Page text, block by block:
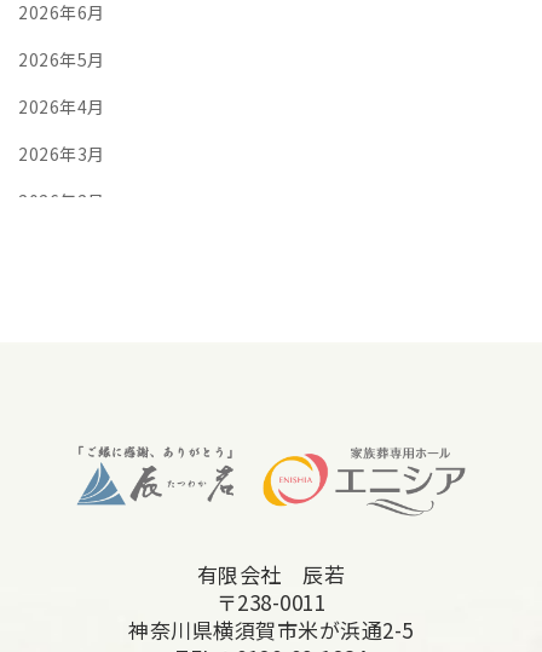
2026年6月
2026年5月
2026年4月
2026年3月
2026年2月
2025年8月
有限会社 辰若
〒238-0011
神奈川県横須賀市米が浜通2-5